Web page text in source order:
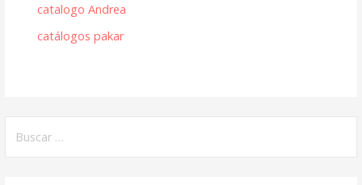
catalogo Andrea
catálogos pakar